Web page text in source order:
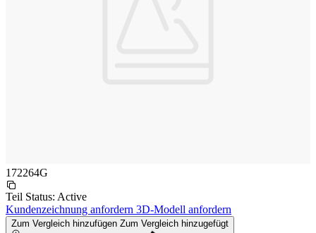
172264G
Teil Status: Active
Kundenzeichnung anfordern 3D-Modell anfordern
Zum Vergleich hinzufügen Zum Vergleich hinzugefügt